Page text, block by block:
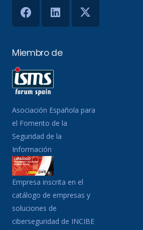
Miembro de
Asociación Española para
el Fomento de la
Seguridad de la
Información
Empresa inscrita en el
catálogo de empresas y
soluciones de
ciberseguridad de INCIBE